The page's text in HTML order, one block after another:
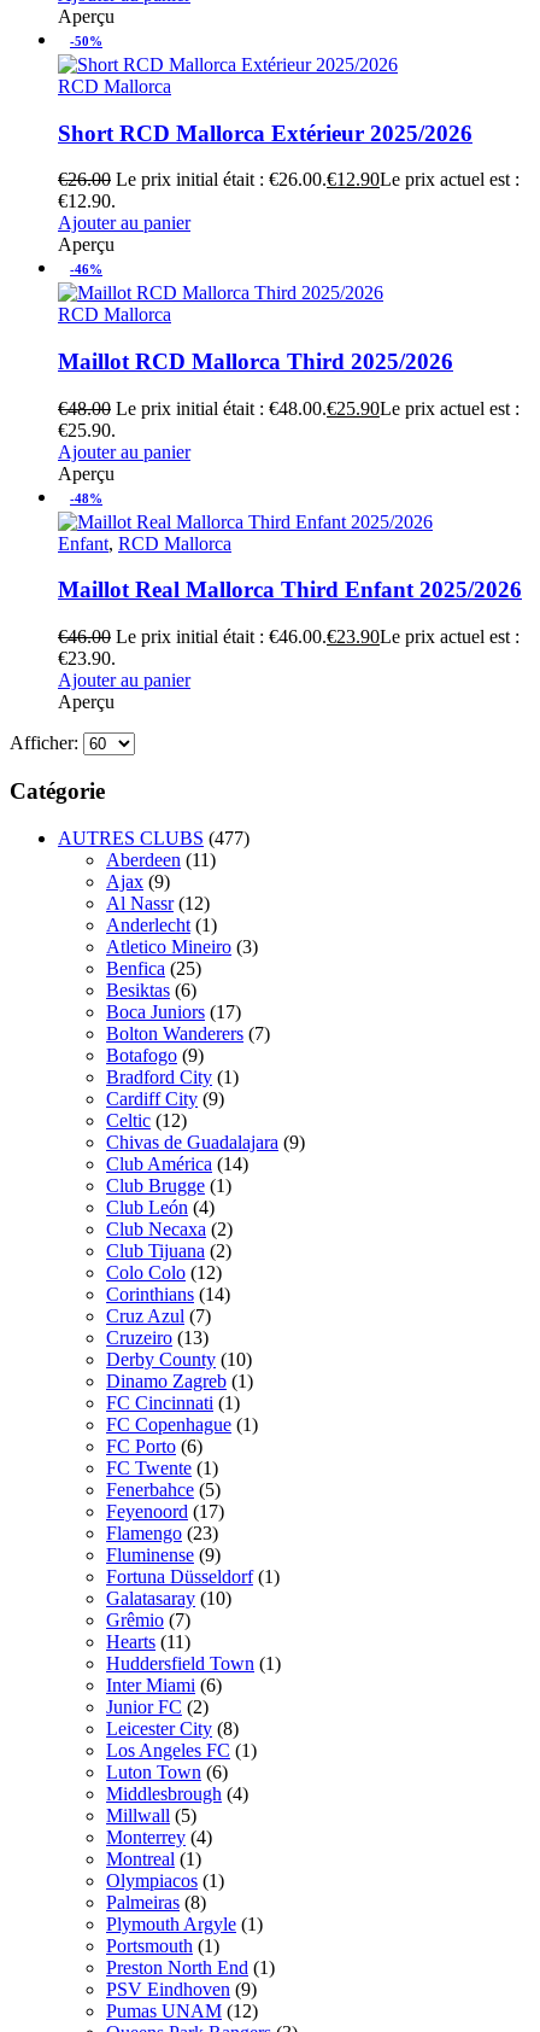
Aperçu
-50%
RCD Mallorca
Short RCD Mallorca Extérieur 2025/2026
€26.00 Le prix initial était : €26.00.€12.90Le prix actuel est :
€12.90.
Ajouter au panier
Aperçu
-46%
RCD Mallorca
Maillot RCD Mallorca Third 2025/2026
€48.00 Le prix initial était : €48.00.€25.90Le prix actuel est :
€25.90.
Ajouter au panier
Aperçu
-48%
Enfant, RCD Mallorca
Maillot Real Mallorca Third Enfant 2025/2026
€46.00 Le prix initial était : €46.00.€23.90Le prix actuel est :
€23.90.
Ajouter au panier
Aperçu
Afficher:
Catégorie
AUTRES CLUBS (477)
Aberdeen (11)
Ajax (9)
Al Nassr (12)
Anderlecht (1)
Atletico Mineiro (3)
Benfica (25)
Besiktas (6)
Boca Juniors (17)
Bolton Wanderers (7)
Botafogo (9)
Bradford City (1)
Cardiff City (9)
Celtic (12)
Chivas de Guadalajara (9)
Club América (14)
Club Brugge (1)
Club León (4)
Club Necaxa (2)
Club Tijuana (2)
Colo Colo (12)
Corinthians (14)
Cruz Azul (7)
Cruzeiro (13)
Derby County (10)
Dinamo Zagreb (1)
FC Cincinnati (1)
FC Copenhague (1)
FC Porto (6)
FC Twente (1)
Fenerbahce (5)
Feyenoord (17)
Flamengo (23)
Fluminense (9)
Fortuna Düsseldorf (1)
Galatasaray (10)
Grêmio (7)
Hearts (11)
Huddersfield Town (1)
Inter Miami (6)
Junior FC (2)
Leicester City (8)
Los Angeles FC (1)
Luton Town (6)
Middlesbrough (4)
Millwall (5)
Monterrey (4)
Montreal (1)
Olympiacos (1)
Palmeiras (8)
Plymouth Argyle (1)
Portsmouth (1)
Preston North End (1)
PSV Eindhoven (9)
Pumas UNAM (12)